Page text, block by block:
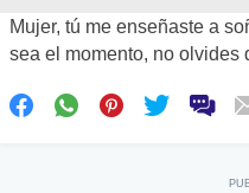
Mujer, tú me enseñaste a
sea el momento, no olvides